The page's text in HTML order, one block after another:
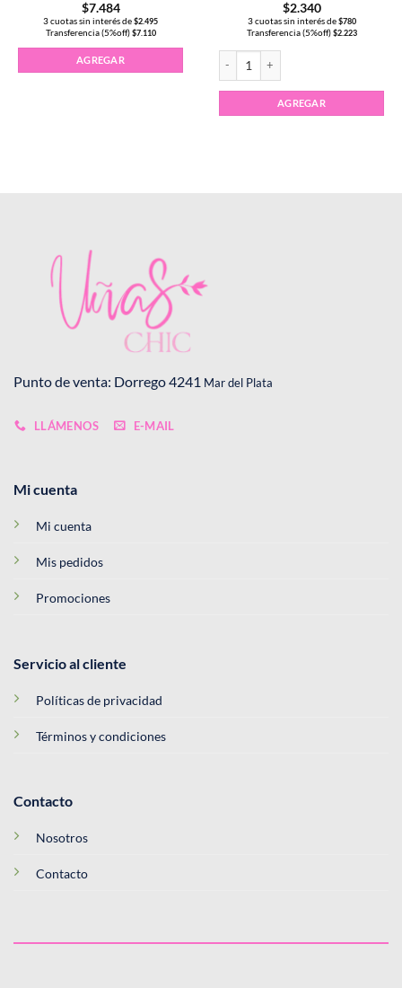
$7.484
3 cuotas sin interés de $2.495
Transferencia (5%off) $7.110
AGREGAR
$2.340
3 cuotas sin interés de $780
Transferencia (5%off) $2.223
AGREGAR
Punto de venta: Dorrego 4241 Mar del Plata
LLÁMENOS E-MAIL
Mi cuenta
Mi cuenta
Mis pedidos
Promociones
Servicio al cliente
Políticas de privacidad
Términos y condiciones
Contacto
Nosotros
Contacto